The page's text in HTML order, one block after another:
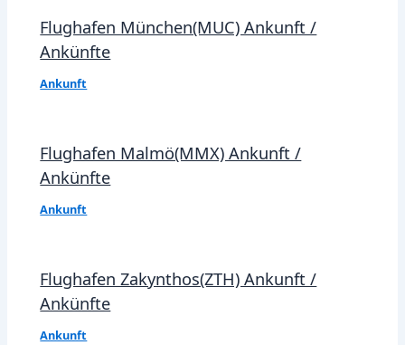
Flughafen München(MUC) Ankunft /
Ankünfte
Ankunft
Flughafen Malmö(MMX) Ankunft /
Ankünfte
Ankunft
Flughafen Zakynthos(ZTH) Ankunft /
Ankünfte
Ankunft